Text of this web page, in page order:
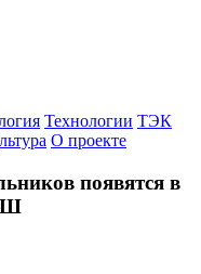
Технологии ТЭК
О проекте
появятся в